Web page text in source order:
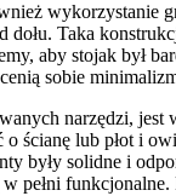
wykorzystanie
dołu. Taka
aby stojak
sobie
narzędzi, jest
ścianę lub płot i
były solidne i
pełni